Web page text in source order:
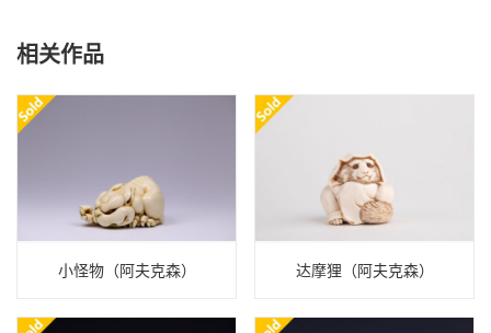
相关作品
小怪物（阿夫克森） 达摩狸（阿夫克森）